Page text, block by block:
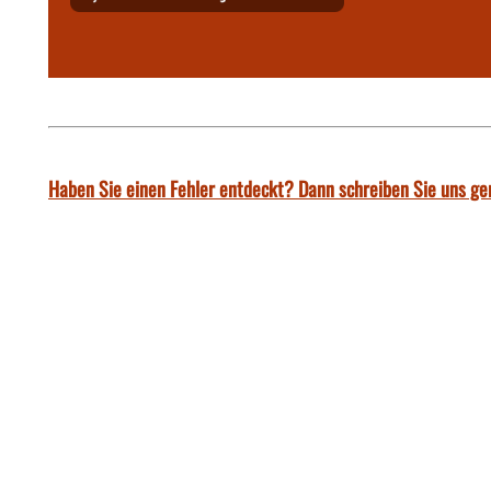
Haben Sie einen Fehler entdeckt? Dann schreiben Sie uns